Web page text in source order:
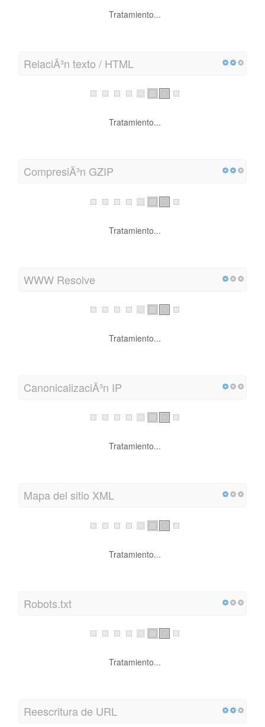
Tratamiento...
RelaciÃ³n texto / HTML
Tratamiento...
CompresiÃ³n GZIP
Tratamiento...
WWW Resolve
Tratamiento...
CanonicalizaciÃ³n IP
Tratamiento...
Mapa del sitio XML
Tratamiento...
Robots.txt
Tratamiento...
Reescritura de URL